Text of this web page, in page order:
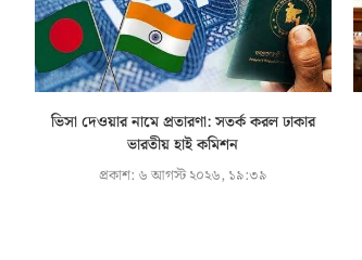
ভিসা দেওয়ার নামে প্রতারণা: সতর্ক করল ঢাকার
ভারতীয় হাই কমিশন
প্রকাশ: ৬ আগস্ট ২০২৬, ১৯:৩৯